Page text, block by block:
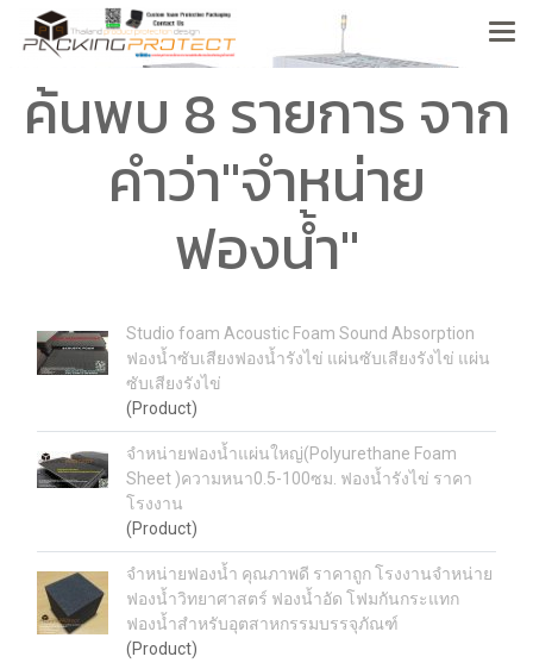
ค้นพบ 8 รายการ จาก
คำว่า"จำหน่าย
ฟองน้ำ"
Studio foam Acoustic Foam Sound Absorption
ฟองน้ำซับเสียงฟองน้ำรังไข่ แผ่นซับเสียงรังไข่ แผ่น
ซับเสียงรังไข่
(Product)
จำหน่ายฟองน้ำแผ่นใหญ่(Polyurethane Foam
Sheet )ความหนา0.5-100ซม. ฟองน้ำรังไข่ ราคา
โรงงาน
(Product)
จำหน่ายฟองน้ำ คุณภาพดี ราคาถูก โรงงานจำหน่าย
ฟองน้ำวิทยาศาสตร์ ฟองน้ำอัด โฟมกันกระแทก
ฟองน้ำสำหรับอุตสาหกรรมบรรจุภัณฑ์
(Product)